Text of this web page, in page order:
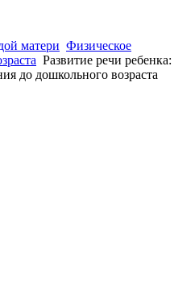
матери Физическое
Развитие речи ребенка:
до дошкольного возраста